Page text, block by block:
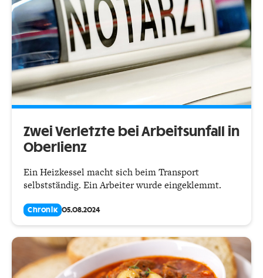
Zwei Verletzte bei Arbeitsunfall in
Oberlienz
Ein Heizkessel macht sich beim Transport
selbstständig. Ein Arbeiter wurde eingeklemmt.
Chronik 05.08.2024